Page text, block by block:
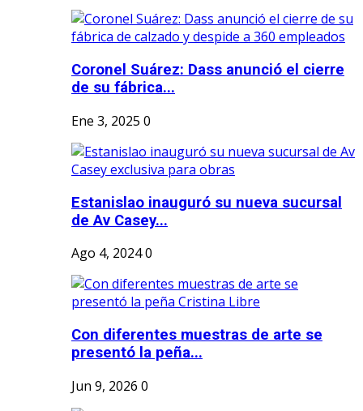
Coronel Suárez: Dass anunció el cierre
de su fábrica...
Ene 3, 2025 0
Estanislao inauguró su nueva sucursal
de Av Casey...
Ago 4, 20240
Con diferentes muestras de arte se
presentó la peña...
Jun 9, 2026 0